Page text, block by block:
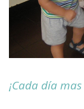
¡Cada día